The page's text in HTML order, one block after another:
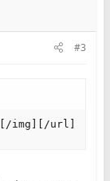
#3
[/img][/url]